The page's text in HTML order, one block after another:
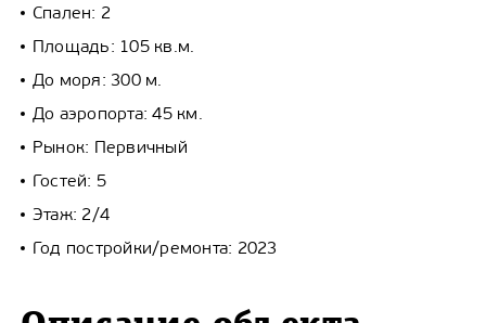
Спален: 2
Площадь: 105 кв.м.
До моря: 300 м.
До аэропорта: 45 км.
Рынок: Первичный
Гостей: 5
Этаж: 2/4
Год постройки/ремонта: 2023